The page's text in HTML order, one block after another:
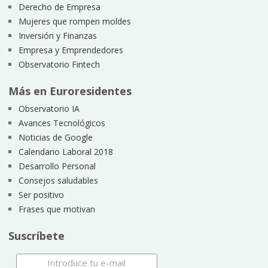
Derecho de Empresa
Mujeres que rompen moldes
Inversión y Finanzas
Empresa y Emprendedores
Observatorio Fintech
Más en Euroresidentes
Observatorio IA
Avances Tecnológicos
Noticias de Google
Calendario Laboral 2018
Desarrollo Personal
Consejos saludables
Ser positivo
Frases que motivan
Suscríbete